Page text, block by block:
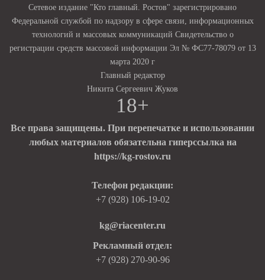
Сетевое издание "Кто главный. Ростов" зарегистрировано
Федеральной службой по надзору в сфере связи, информационных
технологий и массовых коммуникаций Свидетельство о
регистрации средств массовой информации Эл № ФС77-78079 от 13
марта 2020 г
Главный редактор
Никита Сергеевич Жуков
18+
Все права защищены. При перепечатке и использовании
любых материалов обязательна гиперссылка на
https://kg-rostov.ru
Телефон редакции:
+7 (928) 106-19-02
kg@riacenter.ru
Рекламный отдел:
+7 (928) 270-90-96